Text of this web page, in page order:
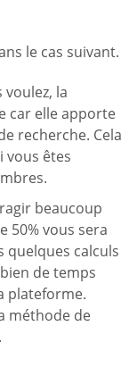
le cas suivant.
voulez, la
car elle apporte
recherche. Cela
vous êtes
beaucoup
50% vous sera
quelques calculs
de temps
plateforme.
méthode de